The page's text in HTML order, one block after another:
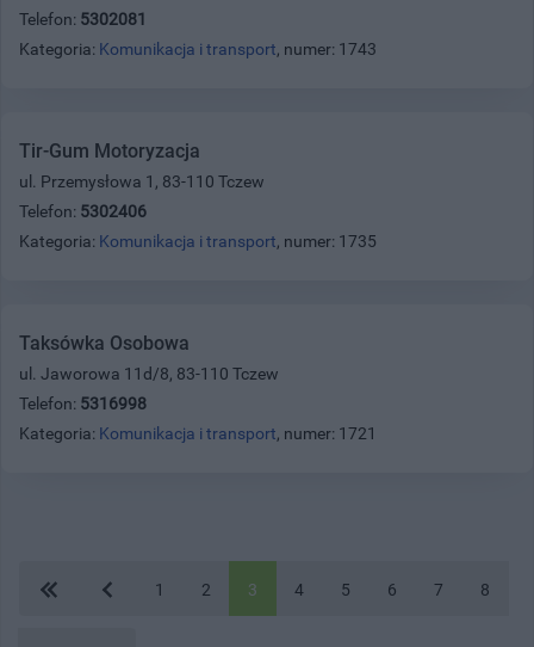
Telefon: 5302081
Kategoria: Komunikacja i transport, numer: 1743
Tir-Gum Motoryzacja
ul. Przemysłowa 1, 83-110 Tczew
Telefon: 5302406
Kategoria: Komunikacja i transport, numer: 1735
Taksówka Osobowa
ul. Jaworowa 11d/8, 83-110 Tczew
Telefon: 5316998
Kategoria: Komunikacja i transport, numer: 1721
1 2 3 4 5 6 7 8